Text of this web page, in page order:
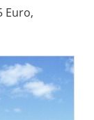
Euro,